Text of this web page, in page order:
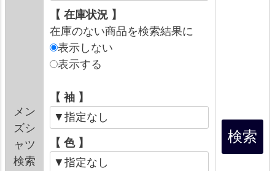
メン
ズシ
ャツ
検索
【 在庫状況 】
在庫のない商品を検索結果に
表示しない
表示する
【 袖 】
【 色 】